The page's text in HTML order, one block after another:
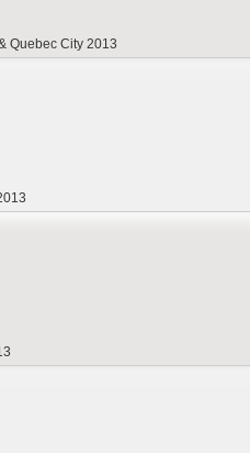
Quebec City 2013